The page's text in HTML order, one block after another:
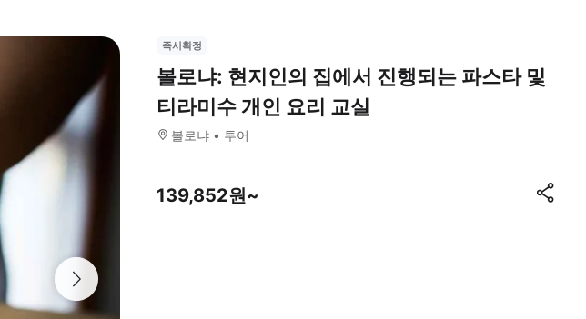
즉시확정
볼로냐: 현지인의 집에서 진행되는 파스타 및
티라미수 개인 요리 교실
볼로냐 투어
139,852원~